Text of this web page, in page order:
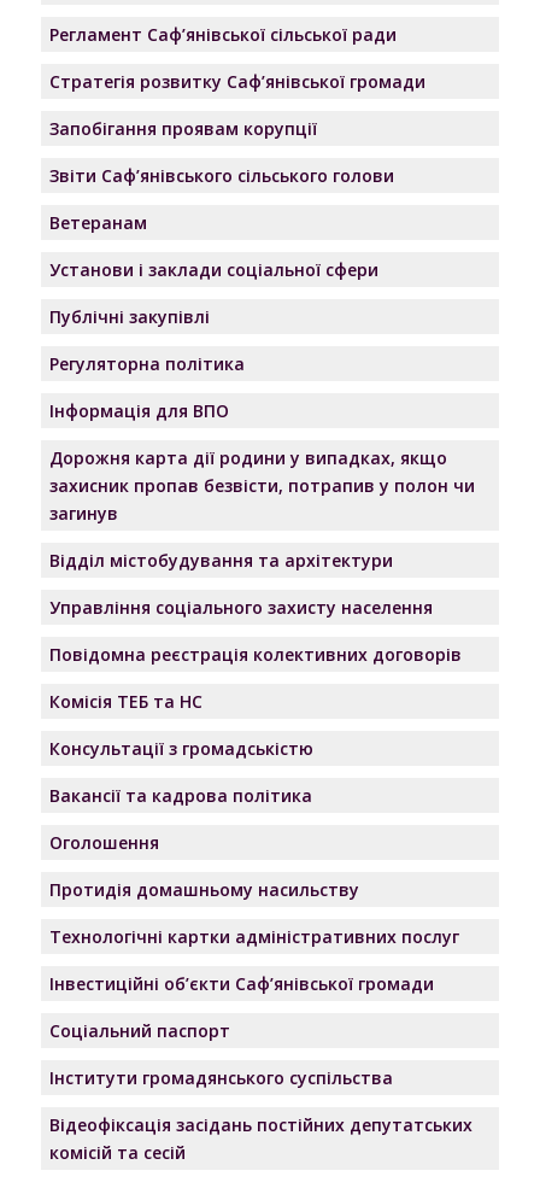
Регламент Саф’янівської сільської ради
Стратегія розвитку Саф’янівської громади
Запобігання проявам корупції
Звіти Саф’янівського сільського голови
Ветеранам
Установи і заклади соціальної сфери
Публічні закупівлі
Регуляторна політика
Інформація для ВПО
Дорожня карта дії родини у випадках, якщо
захисник пропав безвісти, потрапив у полон чи
загинув
Відділ містобудування та архітектури
Управління соціального захисту населення
Повідомна реєстрація колективних договорів
Комісія ТЕБ та НС
Консультації з громадськістю
Вакансії та кадрова політика
Оголошення
Протидія домашньому насильству
Технологічні картки адміністративних послуг
Інвестиційні об’єкти Саф’янівської громади
Соціальний паспорт
Інститути громадянського суспільства
Відеофіксація засідань постійних депутатських
комісій та сесій